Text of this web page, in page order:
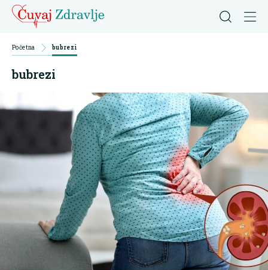
Početna bubrezi
bubrezi